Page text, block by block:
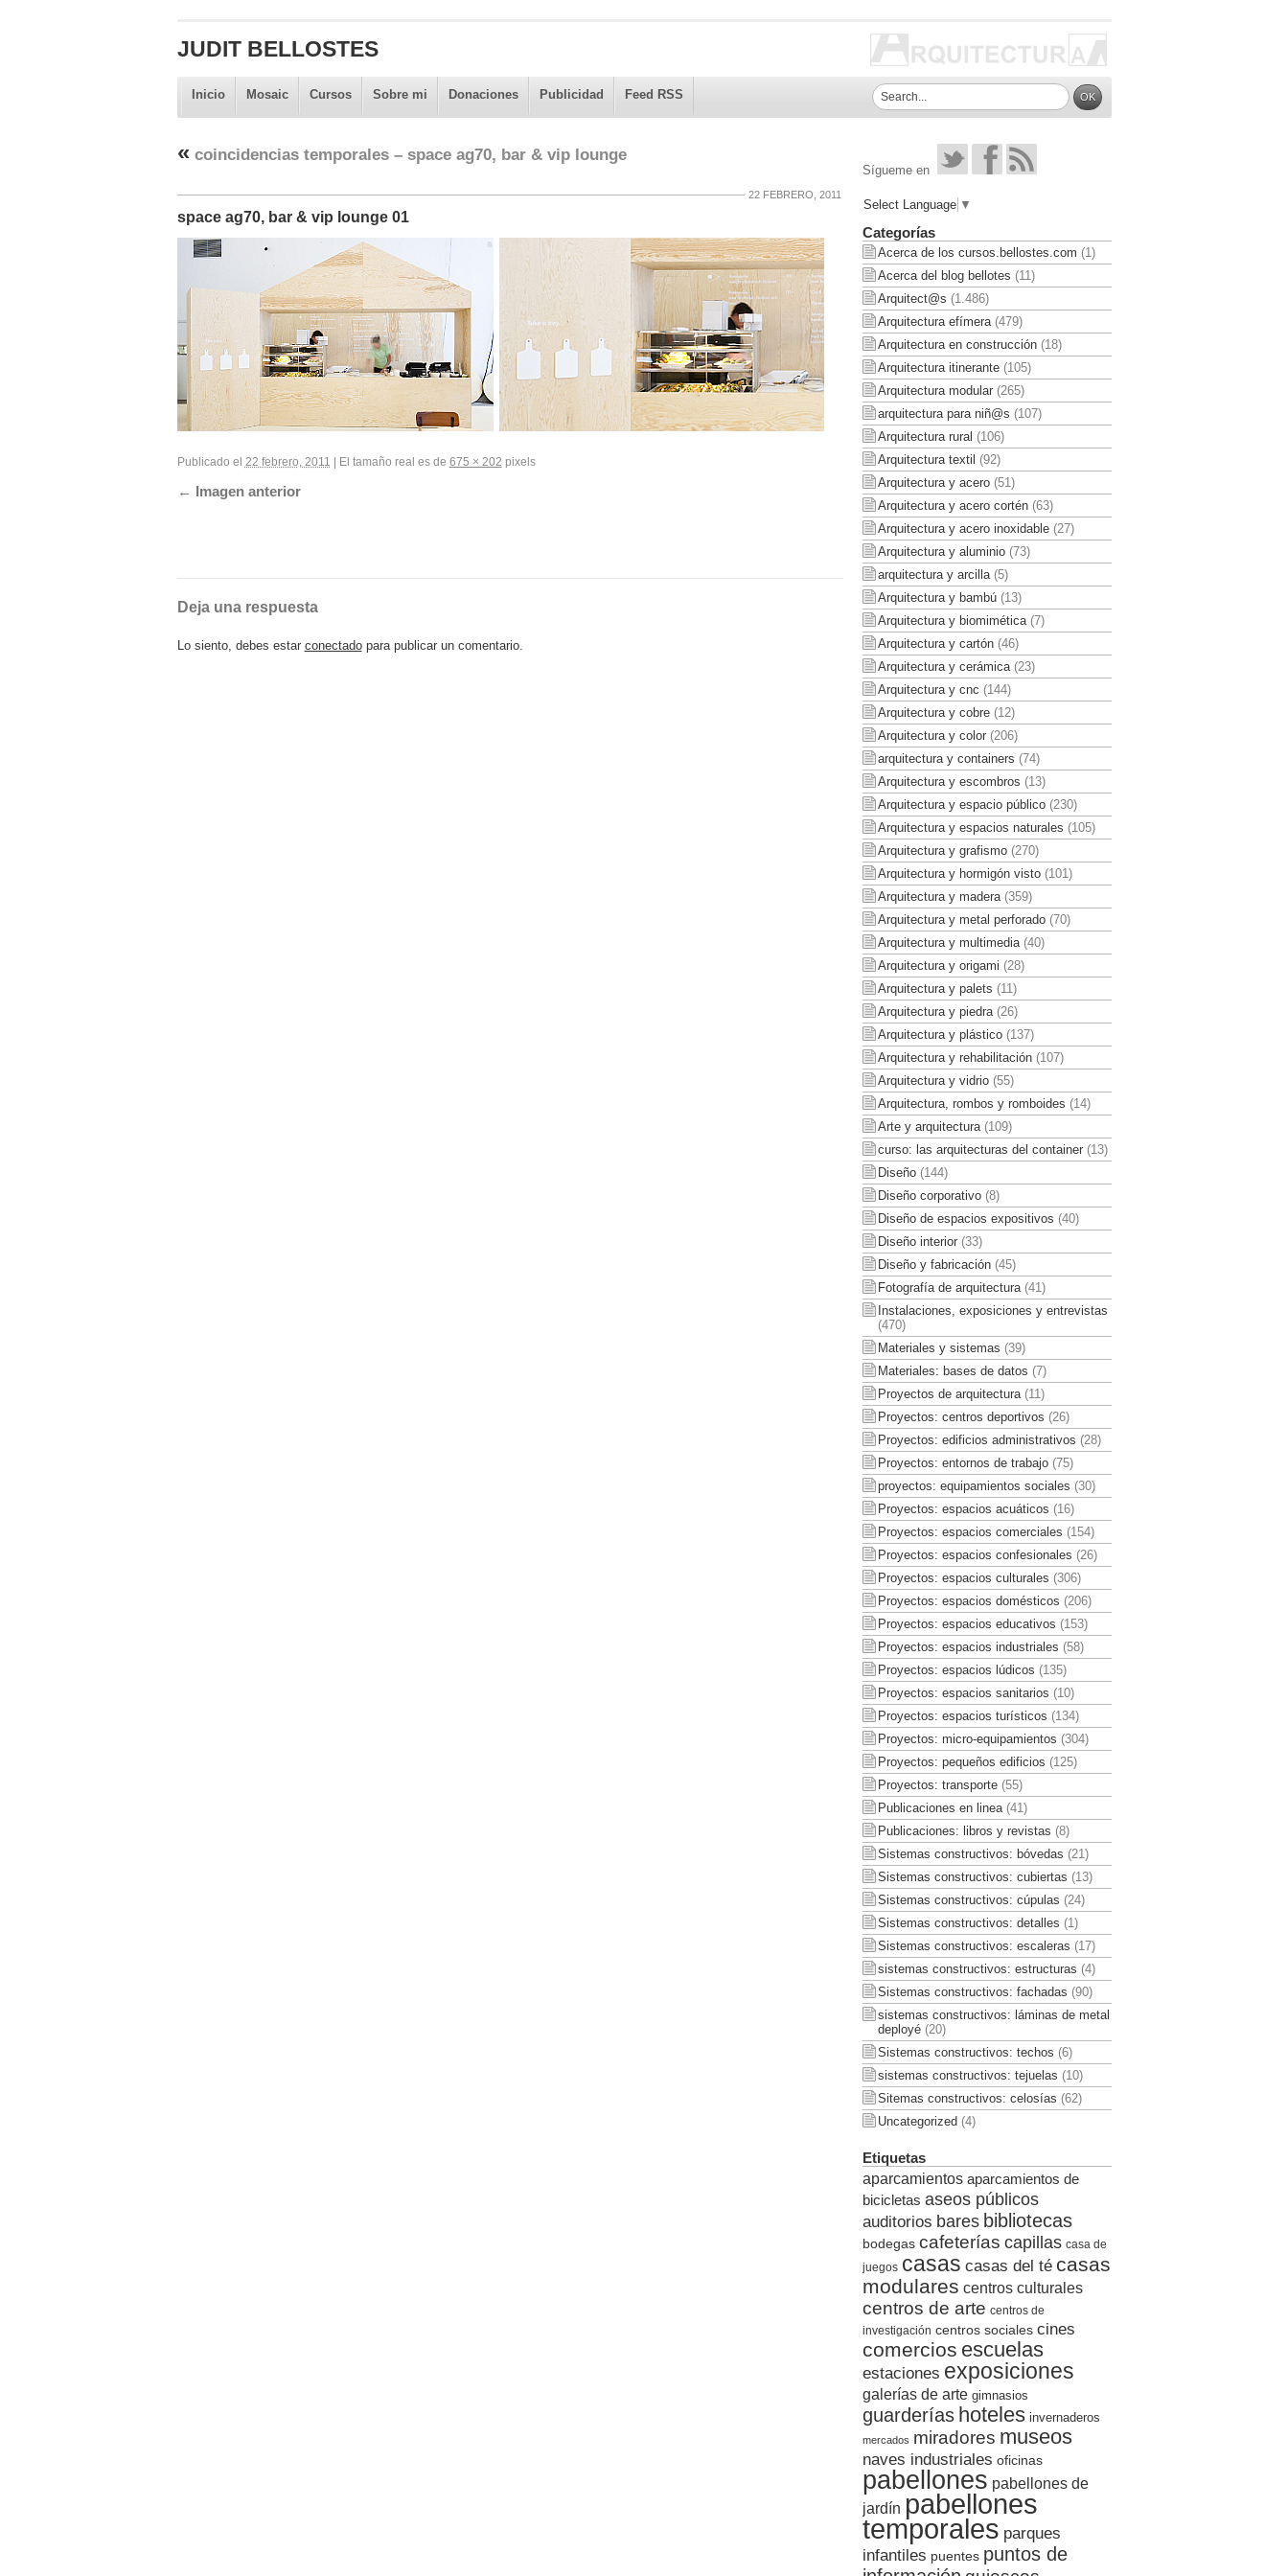
JUDIT BELLOSTES
Inicio Mosaic Cursos Sobre mi Donaciones Publicidad Feed RSS
«coincidencias temporales – space ag70, bar & vip lounge
22 FEBRERO, 2011
space ag70, bar & vip lounge 01
Publicado el 22 febrero, 2011 | El tamaño real es de 675 × 202 pixels
Imagen anterior
Deja una respuesta
Lo siento, debes estar conectadopara publicar un comentario.
Sígueme en
Select Language ▼
Categorías
Acerca de los cursos.bellostes.com (1)
Acerca del blog bellotes (11)
Arquitect@s (1.486)
Arquitectura efímera(479)
Arquitectura en construcción(18)
Arquitectura itinerante(105)
Arquitectura modular(265)
arquitectura para niñ@s (107)
Arquitectura rural (106)
Arquitectura textil (92)
Arquitectura y acero(51)
Arquitectura y acero cortén(63)
Arquitectura y acero inoxidable(27)
Arquitectura y aluminio(73)
arquitectura y arcilla(5)
Arquitectura y bambú(13)
Arquitectura y biomimética(7)
Arquitectura y cartón(46)
Arquitectura y cerámica(23)
Arquitectura y cnc (144)
Arquitectura y cobre(12)
Arquitectura y color(206)
arquitectura y containers (74)
Arquitectura y escombros (13)
Arquitectura y espacio público(230)
Arquitectura y espacios naturales (105)
Arquitectura y grafismo(270)
Arquitectura y hormigón visto(101)
Arquitectura y madera(359)
Arquitectura y metal perforado(70)
Arquitectura y multimedia(40)
Arquitectura y origami (28)
Arquitectura y palets (11)
Arquitectura y piedra(26)
Arquitectura y plástico(137)
Arquitectura y rehabilitación(107)
Arquitectura y vidrio(55)
Arquitectura, rombos y romboides (14)
Arte y arquitectura(109)
curso: las arquitecturas del container(13)
Diseño(144)
Diseño corporativo(8)
Diseño de espacios expositivos (40)
Diseño interior(33)
Diseño y fabricación(45)
Fotografía de arquitectura(41)
Instalaciones, exposiciones y entrevistas
(470)
Materiales y sistemas (39)
Materiales: bases de datos (7)
Proyectos de arquitectura(11)
Proyectos: centros deportivos (26)
Proyectos: edificios administrativos (28)
Proyectos: entornos de trabajo(75)
proyectos: equipamientos sociales (30)
Proyectos: espacios acuáticos (16)
Proyectos: espacios comerciales (154)
Proyectos: espacios confesionales (26)
Proyectos: espacios culturales (306)
Proyectos: espacios domésticos (206)
Proyectos: espacios educativos (153)
Proyectos: espacios industriales (58)
Proyectos: espacios lúdicos (135)
Proyectos: espacios sanitarios (10)
Proyectos: espacios turísticos (134)
Proyectos: micro-equipamientos (304)
Proyectos: pequeños edificios (125)
Proyectos: transporte(55)
Publicaciones en linea(41)
Publicaciones: libros y revistas (8)
Sistemas constructivos: bóvedas (21)
Sistemas constructivos: cubiertas (13)
Sistemas constructivos: cúpulas (24)
Sistemas constructivos: detalles (1)
Sistemas constructivos: escaleras (17)
sistemas constructivos: estructuras (4)
Sistemas constructivos: fachadas (90)
sistemas constructivos: láminas de metal
deployé(20)
Sistemas constructivos: techos (6)
sistemas constructivos: tejuelas (10)
Sitemas constructivos: celosías (62)
Uncategorized (4)
Etiquetas
aparcamientos aparcamientos de
bicicletas aseos públicos
auditorios bares bibliotecas
bodegas cafeterías capillas casa de
juegos casas casas del té casas
modulares centros culturales
centros de arte centros de
investigación centros sociales cines
comercios escuelas
estaciones exposiciones
galerías de arte gimnasios
guarderías hoteles invernaderos
mercados miradores museos
naves industriales oficinas
pabellones pabellones de
jardín pabellones
temporales parques
infantiles puentes puntos de